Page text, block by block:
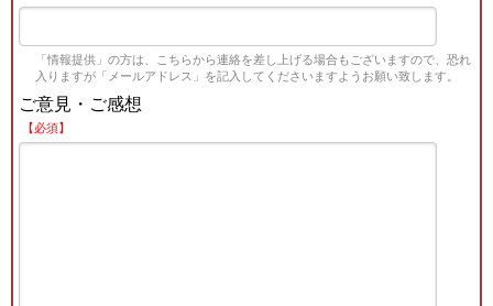
「情報提供」の方は、こちらから連絡を差し上げる場合もございますので、恐れ
入りますが「メールアドレス」を記入してくださいますようお願い致します。
ご意見・ご感想
【必須】